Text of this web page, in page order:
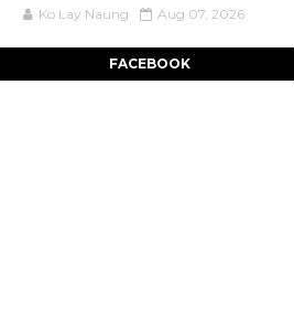
Ko Lay Naung Aug 07, 2026
FACEBOOK